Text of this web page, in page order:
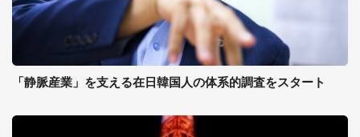
「静脈産業」を支える在日韓国人の体系的調査をスタート